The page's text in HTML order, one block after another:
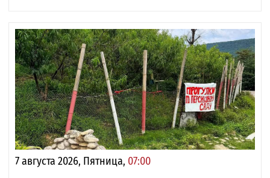
7 августа 2026, Пятница, 07:00